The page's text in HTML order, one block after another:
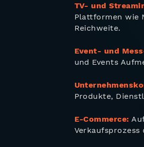
TV- und
Plattformen wie
Reichweite.
Event- und
und Events
Produkte,
E-Commerce: